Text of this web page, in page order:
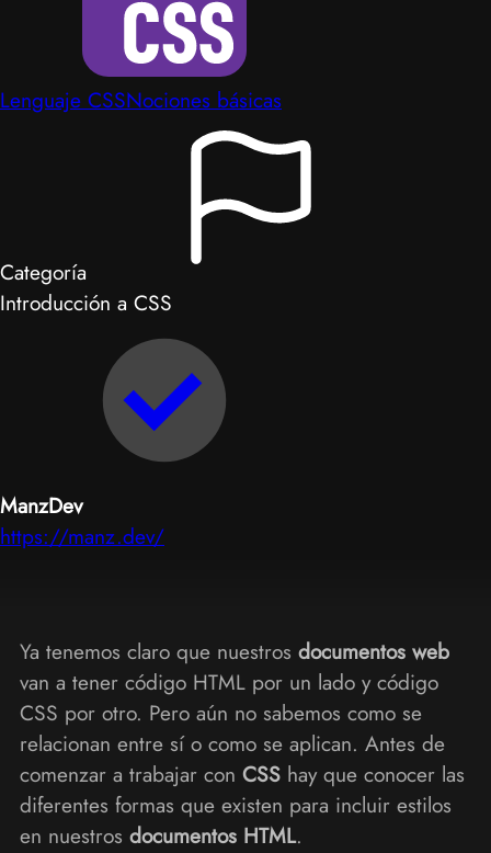
Lenguaje CSSNociones básicas
Categoría
Introducción a CSS
ManzDev
https://manz.dev/
Ya tenemos claro que nuestros documentos web
van a tener código HTML por un lado y código
CSS por otro. Pero aún no sabemos como se
relacionan entre sí o como se aplican. Antes de
comenzar a trabajar con CSShay que conocer las
diferentes formas que existen para incluir estilos
en nuestros documentos HTML.